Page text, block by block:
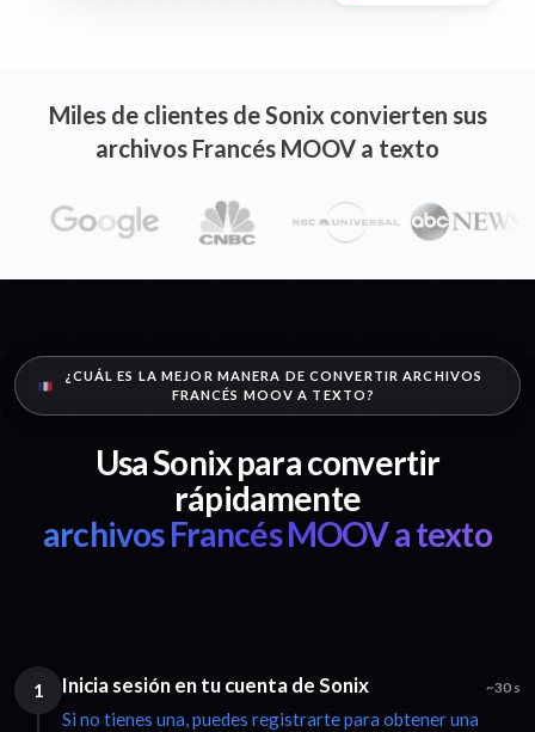
Miles de clientes de Sonix convierten sus
archivos Francés MOOV a texto
¿CUÁL ES LA MEJOR MANERA DE CONVERTIR ARCHIVOS
FRANCÉS MOOV A TEXTO?
Usa Sonix para convertir
rápidamente
archivos Francés MOOV a texto
1 Inicia sesión en tu cuenta de Sonix ~30 s
Si no tienes una, puedes registrarte para obtener una